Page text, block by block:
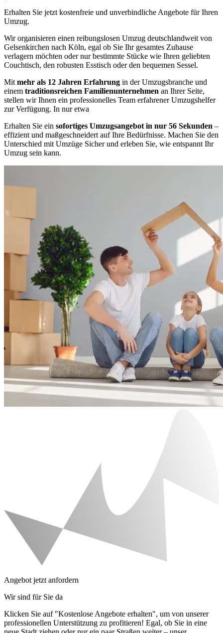
Erhalten Sie jetzt kostenfreie und unverbindliche Angebote für Ihren
Umzug.
Wir organisieren einen reibungslosen Umzug deutschlandweit von
Gelsenkirchen nach Köln, egal ob Sie Ihr gesamtes Zuhause
verlagern möchten oder nur bestimmte Stücke wie Ihren geliebten
Couchtisch, den robusten Esstisch oder den bequemen Sessel.
Mit mehr als 12 Jahren Erfahrung in der Umzugsbranche und
einem traditionsreichen Familienunternehmen an Ihrer Seite,
stellen wir Ihnen ein professionelles Team erfahrener Umzugshelfer
zur Verfügung. In nur etwa
Erhalten Sie ein sofortiges Umzugsangebot in nur 56 Sekunden –
effizient und maßgeschneidert auf Ihre Bedürfnisse. Machen Sie den
Unterschied mit Umzüge Sicher und erleben Sie, wie entspannt Ihr
Umzug sein kann.
Angebot jetzt anfordern
Wir sind für Sie da
Klicken Sie auf "Kostenlose Angebote erhalten", um von unserer
professionellen Unterstützung zu profitieren! Egal, ob Sie in eine